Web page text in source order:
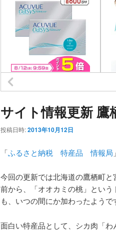
サイト情報更新 鷹
投稿日時:2013年10月12日
「ふるさと納税 特産品 情報局
今回の更新では北海道の鷹栖町
前から、「オオカミの桃」とい
も、いつの間にか加わったようで
面白い特産品として、シカ肉「